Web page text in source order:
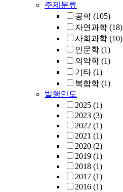
주제분류
공학 (105)
자연과학 (18)
사회과학 (10)
인문학 (1)
의약학 (1)
기타 (1)
복합학 (1)
발행연도
2025 (1)
2023 (3)
2022 (1)
2021 (1)
2020 (2)
2019 (1)
2018 (1)
2017 (1)
2016 (1)